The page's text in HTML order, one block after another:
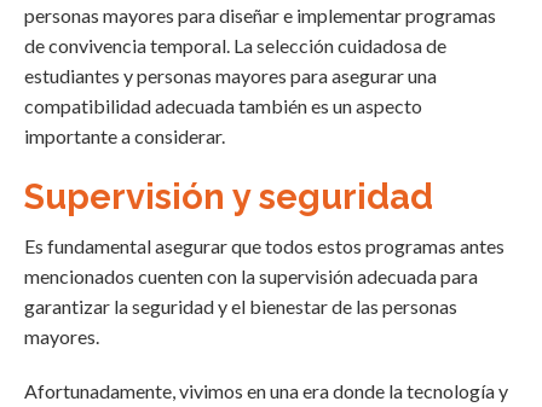
personas mayores para diseñar e implementar programas
de convivencia temporal. La selección cuidadosa de
estudiantes y personas mayores para asegurar una
compatibilidad adecuada también es un aspecto
importante a considerar.
Supervisión y seguridad
Es fundamental asegurar que todos estos programas antes
mencionados cuenten con la supervisión adecuada para
garantizar la seguridad y el bienestar de las personas
mayores.
Afortunadamente, vivimos en una era donde la tecnología y